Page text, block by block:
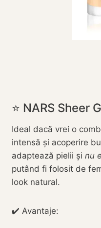
⭐ NARS Sheer
Ideal dacă vrei o
intensă și acoperire
adaptează pielii și nu
putând fi folosit de
look natural.
✔️ Avantaje: